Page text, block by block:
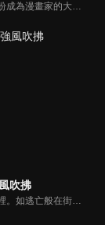
期盼成為漫畫家的大學生——鈴森千花，雖然獲得新人獎，卻為了遲遲無法獲得連載機會而苦惱。於是，她萌生了「好想去旅行」的念頭，並且在社群網站上隨性地舉辦了旅行地點的票選活動。沒想到投票人數多到超乎想像，搞得自己下不了台階！然而，她自身是真的擁有想去旅行的心情。既然如此，她便下定決心要依靠問卷的結果，來一場毫無計畫的隨機旅行！
吹拂
夜裡。如逃亡般在街道上奔馳的藏原走。身旁冷不丁跑來一輛單車。這名陌生男子，向自己詢問「喂！你喜歡跑步嗎！」男子名叫清瀨灰二。走就在灰二的引領下，到達了一座老舊的公寓，竹青莊。這裡住着9位性格各異的房客。藏原走被邀請進入最後的空房，走雖然十分迷茫，還是被強行安排入住。他做夢也沒想到，自己就是「第十個男人」……。